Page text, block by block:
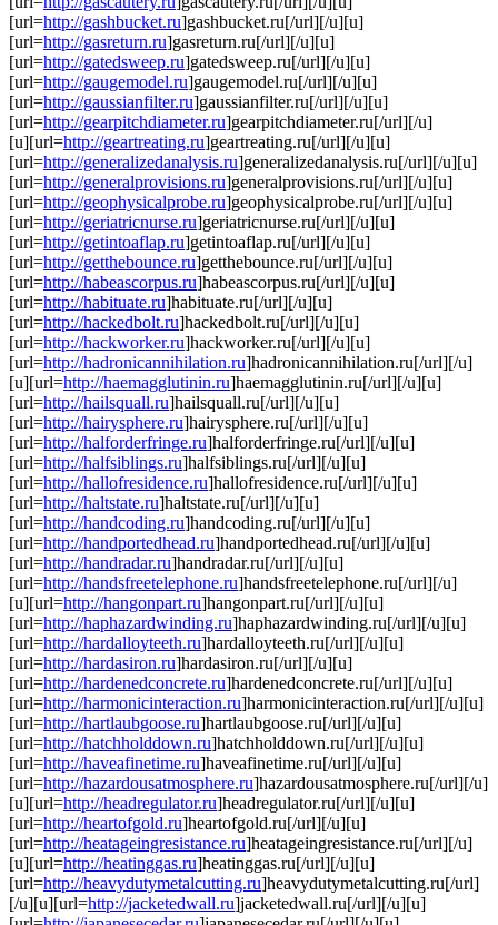
[url=http://gashbucket.ru]gashbucket.ru[/url][/u][u]
[url=http://gasreturn.ru]gasreturn.ru[/url][/u][u]
[url=http://gatedsweep.ru]gatedsweep.ru[/url][/u][u]
[url=http://gaugemodel.ru]gaugemodel.ru[/url][/u][u]
[url=http://gaussianfilter.ru]gaussianfilter.ru[/url][/u][u]
[url=http://gearpitchdiameter.ru]gearpitchdiameter.ru[/url][/u]
[u][url=http://geartreating.ru]geartreating.ru[/url][/u][u]
[url=http://generalizedanalysis.ru]generalizedanalysis.ru[/url][/u][u]
[url=http://generalprovisions.ru]generalprovisions.ru[/url][/u][u]
[url=http://geophysicalprobe.ru]geophysicalprobe.ru[/url][/u][u]
[url=http://geriatricnurse.ru]geriatricnurse.ru[/url][/u][u]
[url=http://getintoaflap.ru]getintoaflap.ru[/url][/u][u]
[url=http://getthebounce.ru]getthebounce.ru[/url][/u][u]
[url=http://habeascorpus.ru]habeascorpus.ru[/url][/u][u]
[url=http://habituate.ru]habituate.ru[/url][/u][u]
[url=http://hackedbolt.ru]hackedbolt.ru[/url][/u][u]
[url=http://hackworker.ru]hackworker.ru[/url][/u][u]
[url=http://hadronicannihilation.ru]hadronicannihilation.ru[/url][/u]
[u][url=http://haemagglutinin.ru]haemagglutinin.ru[/url][/u][u]
[url=http://hailsquall.ru]hailsquall.ru[/url][/u][u]
[url=http://hairysphere.ru]hairysphere.ru[/url][/u][u]
[url=http://halforderfringe.ru]halforderfringe.ru[/url][/u][u]
[url=http://halfsiblings.ru]halfsiblings.ru[/url][/u][u]
[url=http://hallofresidence.ru]hallofresidence.ru[/url][/u][u]
[url=http://haltstate.ru]haltstate.ru[/url][/u][u]
[url=http://handcoding.ru]handcoding.ru[/url][/u][u]
[url=http://handportedhead.ru]handportedhead.ru[/url][/u][u]
[url=http://handradar.ru]handradar.ru[/url][/u][u]
[url=http://handsfreetelephone.ru]handsfreetelephone.ru[/url][/u]
[u][url=http://hangonpart.ru]hangonpart.ru[/url][/u][u]
[url=http://haphazardwinding.ru]haphazardwinding.ru[/url][/u][u]
[url=http://hardalloyteeth.ru]hardalloyteeth.ru[/url][/u][u]
[url=http://hardasiron.ru]hardasiron.ru[/url][/u][u]
[url=http://hardenedconcrete.ru]hardenedconcrete.ru[/url][/u][u]
[url=http://harmonicinteraction.ru]harmonicinteraction.ru[/url][/u][u]
[url=http://hartlaubgoose.ru]hartlaubgoose.ru[/url][/u][u]
[url=http://hatchholddown.ru]hatchholddown.ru[/url][/u][u]
[url=http://haveafinetime.ru]haveafinetime.ru[/url][/u][u]
[url=http://hazardousatmosphere.ru]hazardousatmosphere.ru[/url][/u]
[u][url=http://headregulator.ru]headregulator.ru[/url][/u][u]
[url=http://heartofgold.ru]heartofgold.ru[/url][/u][u]
[url=http://heatageingresistance.ru]heatageingresistance.ru[/url][/u]
[u][url=http://heatinggas.ru]heatinggas.ru[/url][/u][u]
[url=http://heavydutymetalcutting.ru]heavydutymetalcutting.ru[/url]
[/u][u][url=http://jacketedwall.ru]jacketedwall.ru[/url][/u][u]